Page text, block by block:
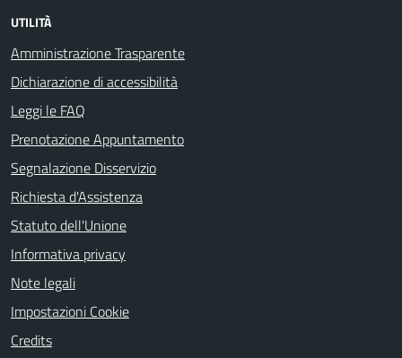
UTILITÀ
Amministrazione Trasparente
Dichiarazione di accessibilità
Leggi le FAQ
Prenotazione Appuntamento
Segnalazione Disservizio
Richiesta d'Assistenza
Statuto dell'Unione
Informativa privacy
Note legali
Impostazioni Cookie
Credits